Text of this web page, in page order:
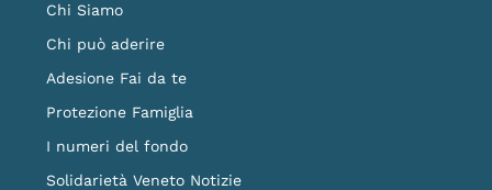
Chi Siamo
Chi può aderire
Adesione Fai da te
Protezione Famiglia
I numeri del fondo
Solidarietà Veneto Notizie